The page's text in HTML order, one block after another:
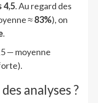
4,5. Au regard des
≈83%), on
.
— moyenne
analyses ?